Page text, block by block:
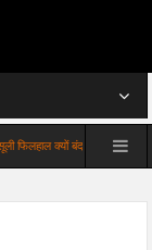
क्यों बंद अहम: शेख